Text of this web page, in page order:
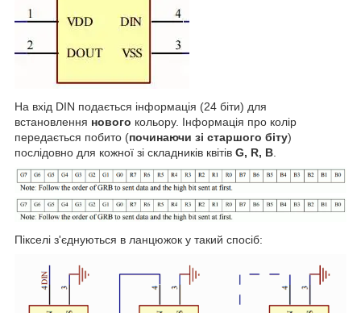
На вхід DIN подається інформація (24 біти) для
встановлення нового кольору. Інформація про колір
передається побито (починаючи зі старшого біту)
послідовно для кожної зі складників квітів G, R, B.
Пікселі з'єднуються в ланцюжок у такий спосіб: